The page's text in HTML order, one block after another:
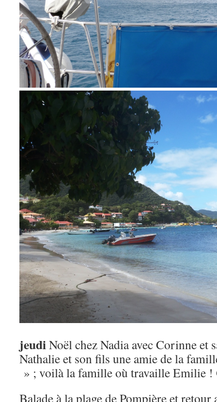
jeudiNoël chez Nadia avec Corinne et
Nathalie et son fils une amie de la
» ; voilà la famille où travaille Emilie !
Balade à la plage de Pompière et retour